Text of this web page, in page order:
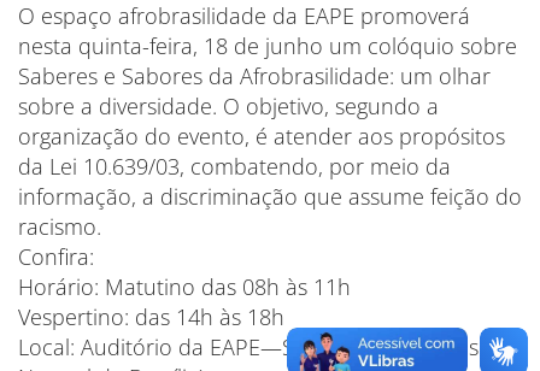
O espaço afrobrasilidade da EAPE promoverá
nesta quinta-feira, 18 de junho um colóquio sobre
Saberes e Sabores da Afrobrasilidade: um olhar
sobre a diversidade. O objetivo, segundo a
organização do evento, é atender aos propósitos
da Lei 10.639/03, combatendo, por meio da
informação, a discriminação que assume feição do
racismo.
Confira:
Horário: Matutino das 08h às 11h
Vespertino: das 14h às 18h
Local: Auditório da EAPE—SGAS 907 (Antiga escola